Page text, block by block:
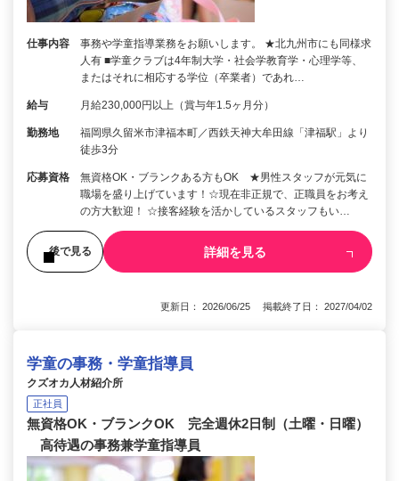
仕事内容
事務や学童指導業務をお願いします。 ★北九州市にも同様求
人有 ■学童クラブは4年制大学・社会学教育学・心理学等、
またはそれに相応する学位（卒業者）であれ…
給与 月給230,000円以上（賞与年1.5ヶ月分）
勤務地
福岡県久留米市津福本町／西鉄天神大牟田線「津福駅」より
徒歩3分
応募資格
無資格OK・ブランクある方もOK ★男性スタッフが元気に
職場を盛り上げています！☆現在非正規で、正職員をお考え
の方大歓迎！ ☆接客経験を活かしているスタッフもい…
後で見る 詳細を見る
更新日： 2026/06/25 掲載終了日： 2027/04/02
学童の事務・学童指導員
クズオカ人材紹介所
正社員
無資格OK・ブランクOK 完全週休2日制（土曜・日曜）
高待遇の事務兼学童指導員